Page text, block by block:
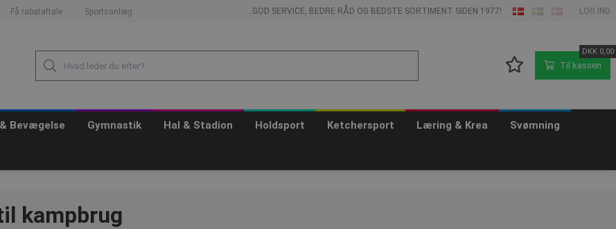
Få rabataftale Sportsanlæg ...GOD SERVICE, BEDRE RÅD OG BEDSTE SORTIMENT SIDEN 1977! LOG IND
Til kassen
DKK0,00
Bevægelse Gymnastik Hal & Stadion Holdsport Ketchersport Læring & Krea Svømning
kampbrug